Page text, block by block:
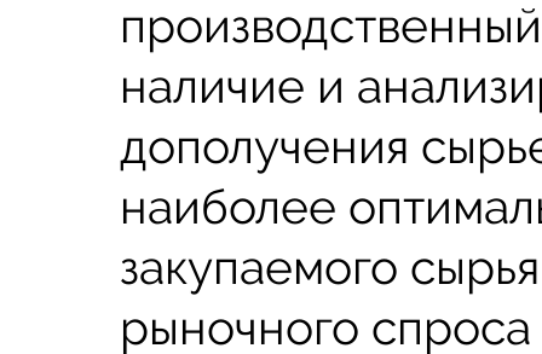
наличие и
дополучения
наиболее
закупаемого
рыночного